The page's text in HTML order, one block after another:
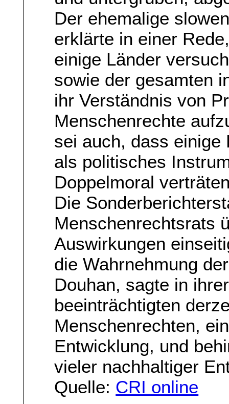
Der ehemalige
erklärte in einer
einige Länder
sowie der gesamten
ihr Verständnis von
Menschenrechte
sei auch, dass einige
als politisches
Doppelmoral
Die
Menschenrechtsrats
Auswirkungen
die Wahrnehmung
Douhan, sagte in
beeinträchtigten
Menschenrechten,
Entwicklung, und
vieler nachhaltiger
Quelle: CRI online